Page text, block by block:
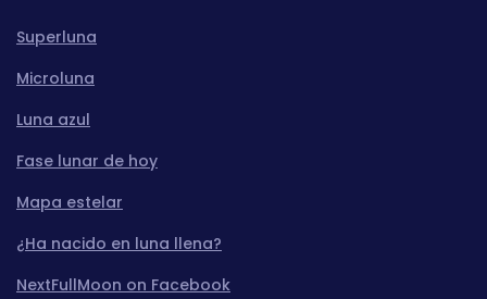
Superluna
Microluna
Luna azul
Fase lunar de hoy
Mapa estelar
¿Ha nacido en luna llena?
NextFullMoon on Facebook